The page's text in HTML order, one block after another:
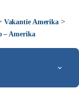
Vakantie Amerika >
– Amerika